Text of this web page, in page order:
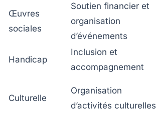
Œuvres
sociales
Soutien financier et
organisation
d’événements
Handicap
Inclusion et
accompagnement
Culturelle
Organisation
d’activités culturelles